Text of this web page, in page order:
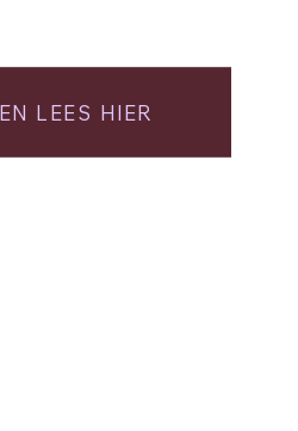
LEES HIER